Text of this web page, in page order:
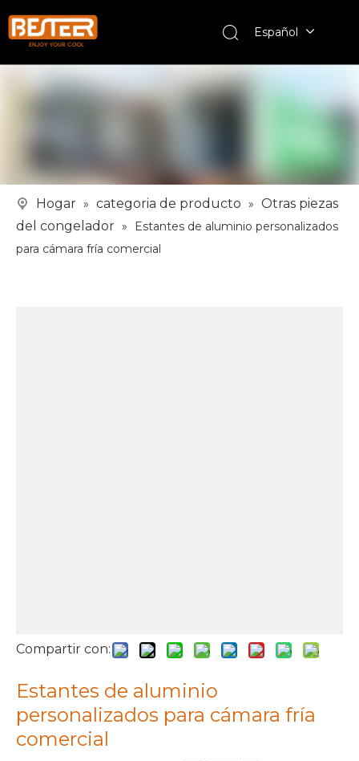
Español
Hogar » categoria de producto » Otras piezas
del congelador »
Estantes de aluminio personalizados
para cámara fría comercial
Compartir con:
Estantes de aluminio
personalizados para cámara fría
comercial